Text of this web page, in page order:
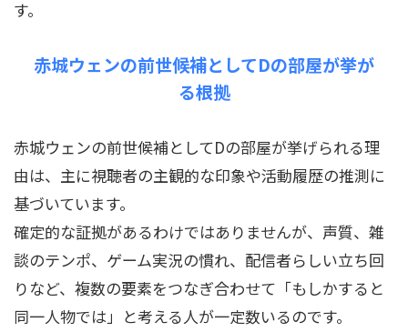
す。
赤城ウェンの前世候補としてDの部屋が挙が
る根拠
赤城ウェンの前世候補としてDの部屋が挙げられる理
由は、主に視聴者の主観的な印象や活動履歴の推測に
基づいています。
確定的な証拠があるわけではありませんが、声質、雑
談のテンポ、ゲーム実況の慣れ、配信者らしい立ち回
りなど、複数の要素をつなぎ合わせて「もしかすると
同一人物では」と考える人が一定数いるのです。